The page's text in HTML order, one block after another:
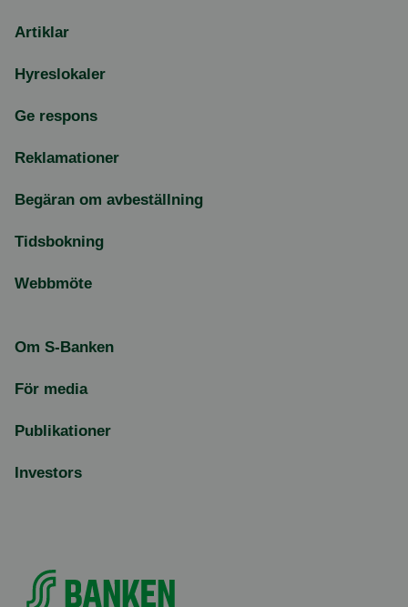
Artiklar
Hyreslokaler
Ge respons
Reklamationer
Begäran om avbeställning
Tidsbokning
Webbmöte
Om S-Banken
För media
Publikationer
Investors